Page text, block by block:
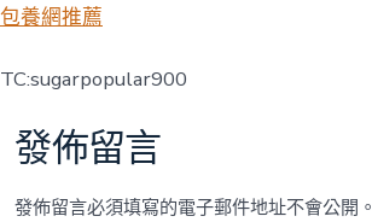
包養網推薦
TC:sugarpopular900
發佈留言
發佈留言必須填寫的電子郵件地址不會公開。